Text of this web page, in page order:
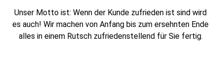
Unser Motto ist: Wenn der Kunde zufrieden ist sind wird
es auch! Wir machen von Anfang bis zum ersehnten Ende
alles in einem Rutsch zufriedenstellend für Sie fertig.